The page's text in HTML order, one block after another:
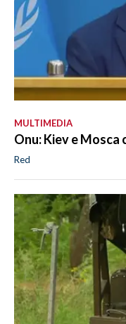
MULTIMEDIA
Onu: Kiev e
Red